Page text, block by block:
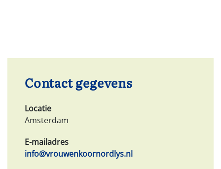
Contact gegevens
Locatie
Amsterdam
E-mailadres
info@vrouwenkoornordlys.nl